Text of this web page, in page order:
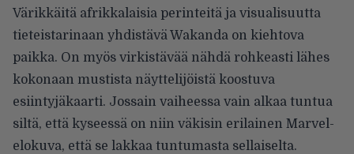
Värikkäitä afrikkalaisia perinteitä ja visualisuutta
tieteistarinaan yhdistävä Wakanda on kiehtova
paikka. On myös virkistävää nähdä rohkeasti lähes
kokonaan mustista näyttelijöistä koostuva
esiintyjäkaarti. Jossain vaiheessa vain alkaa tuntua
siltä, että kyseessä on niin väkisin erilainen Marvel-
elokuva, että se lakkaa tuntumasta sellaiselta.